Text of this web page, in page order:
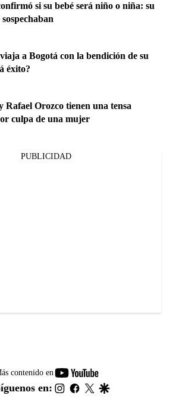
si su bebé será niño o niña: su
a Bogotá con la bendición de su
éxito?
Rafael Orozco tienen una tensa
culpa de una mujer
PUBLICIDAD
contenido en
youtube-
footer
en: instagram
facebook
twitter